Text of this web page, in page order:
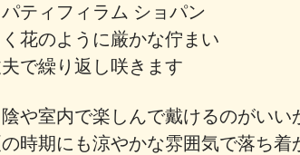
パティフィラム ショパン
花のように厳かな佇まい
で繰り返し咲きます
陰や室内で楽しんで戴けるのがい
時期にも涼やかな雰囲気で落ち